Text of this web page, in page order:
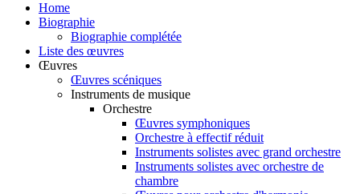
Home
Biographie
Biographie complétée
Liste des œuvres
Œuvres
Œuvres scéniques
Instruments de musique
Orchestre
Œuvres symphoniques
Orchestre à effectif réduit
Instruments solistes avec grand orchestre
Instruments solistes avec orchestre de
chambre